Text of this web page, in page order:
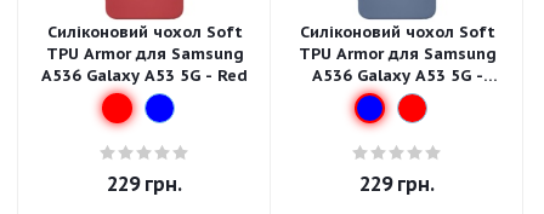
Силіконовий чохол Soft
TPU Armor для Samsung
A536 Galaxy A53 5G - Red
229грн.
Силіконовий чохол Soft
TPU Armor для Samsung
A536 Galaxy A53 5G -
Linen Blue
229грн.